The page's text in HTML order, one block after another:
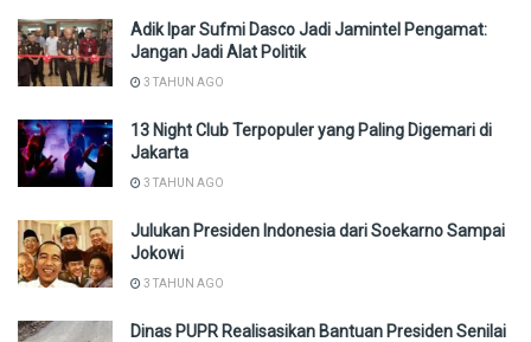
Adik Ipar Sufmi Dasco Jadi Jamintel Pengamat:
Jangan Jadi Alat Politik
3 TAHUN AGO
13 Night Club Terpopuler yang Paling Digemari di
Jakarta
3 TAHUN AGO
Julukan Presiden Indonesia dari Soekarno Sampai
Jokowi
3 TAHUN AGO
Dinas PUPR Realisasikan Bantuan Presiden Senilai